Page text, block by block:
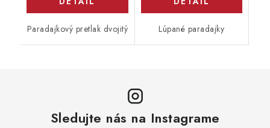
Paradajkový pretlak dvojitý Lúpané paradajky
Sledujte nás na Instagrame